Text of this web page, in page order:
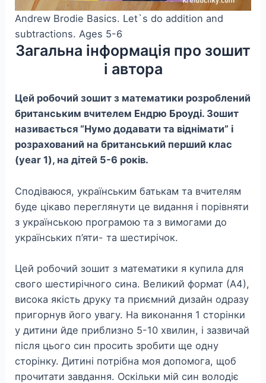
Andrew Brodie Basics. Let`s do addition and
subtractions. Ages 5-6
Загальна інформація про зошит
і автора
Цей робочий зошит з математики розроблений
британським вчителем Ендрю Броуді. Зошит
називається “Нумо додавати та віднімати” і
розрахований на британський перший клас
(year 1), на дітей 5-6 років.
Сподіваюся, українським батькам та вчителям
буде цікаво переглянути це видання і порівняти
з українською програмою та з вимогами до
українських п’яти- та шестирічок.
Цей робочий зошит з математики я купила для
свого шестирічного сина. Великий формат (А4),
висока якість друку та приємний дизайн одразу
пригорнув його увагу. На виконання 1 сторінки
у дитини йде приблизно 5-10 хвилин, і зазвичай
після цього син просить зробити ще одну
сторінку. Дитині потрібна моя допомога, щоб
прочитати завдання. Оскільки мій син володіє